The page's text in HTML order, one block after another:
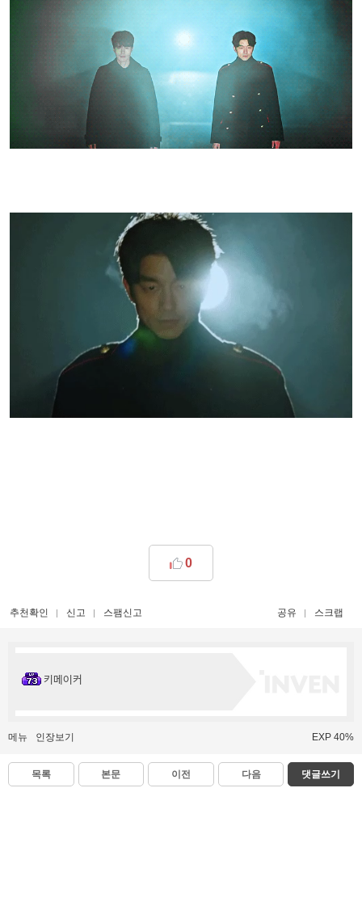
0
추천확인 신고 스팸신고 공유 스크랩
키메이커
메뉴 인장보기 EXP 40%
목록 본문 이전 다음 댓글쓰기